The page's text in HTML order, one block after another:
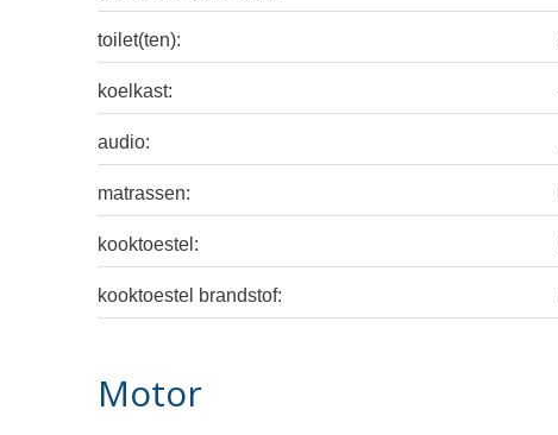
toilet(ten):
koelkast:
audio:
matrassen:
kooktoestel:
kooktoestel brandstof:
Motor